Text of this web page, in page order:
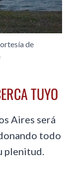
de
TUYO
Aires será
todo
plenitud.